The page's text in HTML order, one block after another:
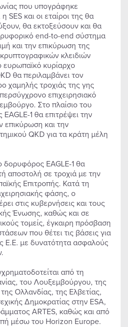
που υπογράφηκε
και οι εταίροι της θα
θα εκτοξεύσουν και θα
end-to-end σύστημα
και την επικύρωση της
κλειδιών
κυρίαρχο
θα περιλαμβάνει τον
χαμηλής τροχιάς της γης
επιχειρησιακό
Στο πλαίσιο του
1 θα επιτρέψει την
επικύρωση και την
QKD για τα κράτη μέλη
δορυφόρος EAGLE-1 θα
αποστολή σε τροχιά με την
Επιτροπής. Κατά τη
φάσης, ο
στις κυβερνήσεις και τους
Ένωσης, καθώς και σε
τομείς, έγκαιρη πρόσβαση
που θέτει τις βάσεις για
Ε.Ε. με δυνατότητα ασφαλούς
από τη
του Λουξεμβούργου, της
Ολλανδίας, της Ελβετίας,
Δημοκρατίας στην ESA,
ARTES, καθώς και από
μέσω του Horizon Europe.